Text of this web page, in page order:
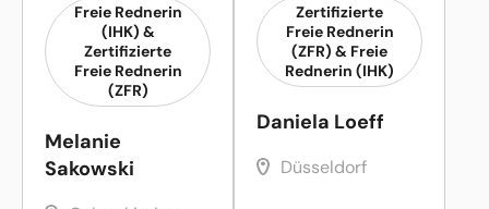
Freie Rednerin
(IHK) &
Zertifizierte
Freie Rednerin
(ZFR)
Melanie
Sakowski
Zertifizierte
Freie Rednerin
(ZFR) & Freie
Rednerin (IHK)
Daniela Loeff
Düsseldorf